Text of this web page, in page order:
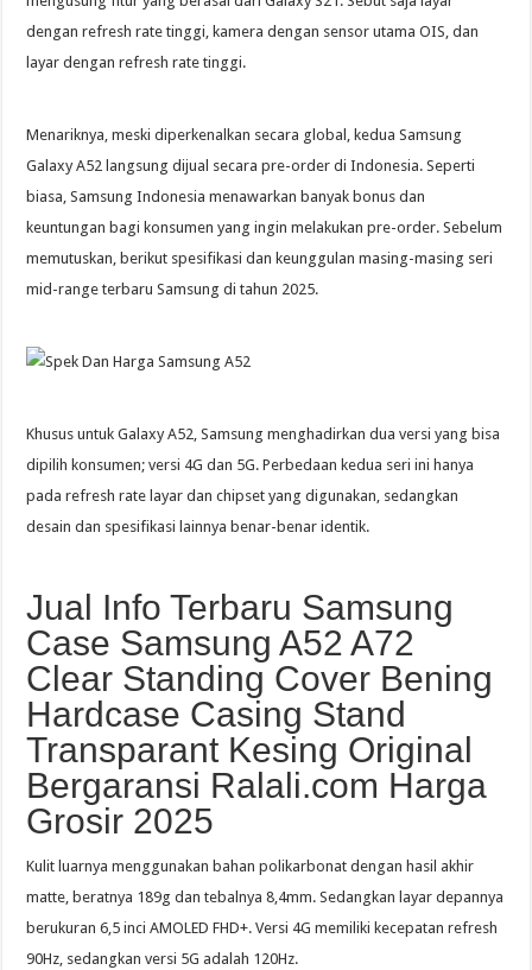
dengan refresh rate tinggi, kamera dengan sensor utama OIS, dan
layar dengan refresh rate tinggi.
Menariknya, meski diperkenalkan secara global, kedua Samsung
Galaxy A52 langsung dijual secara pre-order di Indonesia. Seperti
biasa, Samsung Indonesia menawarkan banyak bonus dan
keuntungan bagi konsumen yang ingin melakukan pre-order. Sebelum
memutuskan, berikut spesifikasi dan keunggulan masing-masing seri
mid-range terbaru Samsung di tahun 2025.
Khusus untuk Galaxy A52, Samsung menghadirkan dua versi yang bisa
dipilih konsumen; versi 4G dan 5G. Perbedaan kedua seri ini hanya
pada refresh rate layar dan chipset yang digunakan, sedangkan
desain dan spesifikasi lainnya benar-benar identik.
Jual Info Terbaru Samsung
Case Samsung A52 A72
Clear Standing Cover Bening
Hardcase Casing Stand
Transparant Kesing Original
Bergaransi Ralali.com Harga
Grosir 2025
Kulit luarnya menggunakan bahan polikarbonat dengan hasil akhir
matte, beratnya 189g dan tebalnya 8,4mm. Sedangkan layar depannya
berukuran 6,5 inci AMOLED FHD+. Versi 4G memiliki kecepatan refresh
90Hz, sedangkan versi 5G adalah 120Hz.